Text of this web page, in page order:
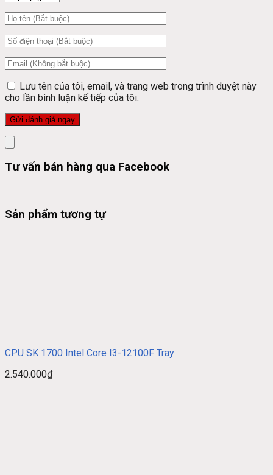
Lưu tên của tôi, email, và trang web trong trình duyệt này
cho lần bình luận kế tiếp của tôi.
Tư vấn bán hàng qua Facebook
Sản phẩm tương tự
CPU SK 1700 Intel Core I3-12100F Tray
2.540.000₫